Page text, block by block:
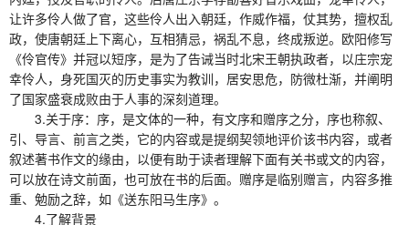
让许多伶人做了官，这些伶人出入朝廷，作威作福，仗其势，擅权乱
政，使唐朝廷上下离心，互相猜忌，祸乱不息，终成叛逆。欧阳修写
《伶官传》并冠以短序，是为了告诫当时北宋王朝执政者，以庄宗宠
幸伶人，身死国灭的历史事实为教训，居安思危，防微杜渐，并阐明
了国家盛衰成败由于人事的深刻道理。
3.关于序：序，是文体的一种，有文序和赠序之分，序也称叙、
引、导言、前言之类，它的内容或是提纲契领地评价该书内容，或者
叙述著书作文的缘由，以便有助于读者理解下面有关书或文的内容，
可以放在诗文前面，也可放在书的后面。赠序是临别赠言，内容多推
重、勉励之辞，如《送东阳马生序》。
4.了解背景